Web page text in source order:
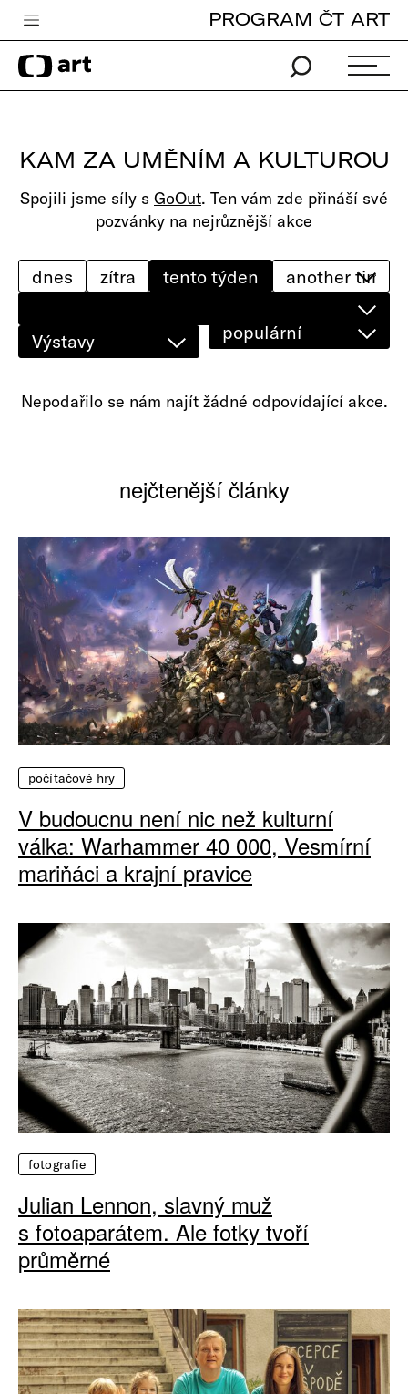
Česká televize
Zpravodajství
iVysílání
TV program
edu
PROGRAM ČT ART
KAM ZA UMĚNÍM A KULTUROU
Spojili jsme síly s GoOut. Ten vám zde přináší své
pozvánky na nejrůznější akce
Výstavy
dnes zítra tento týden
populární
Nepodařilo se nám najít žádné odpovídající akce.
nejčtenější články
počítačové hry
V budoucnu není nic než kulturní
válka: Warhammer 40 000, Vesmírní
mariňáci a krajní pravice
fotografie
Julian Lennon, slavný muž
s fotoaparátem. Ale fotky tvoří
průměrné